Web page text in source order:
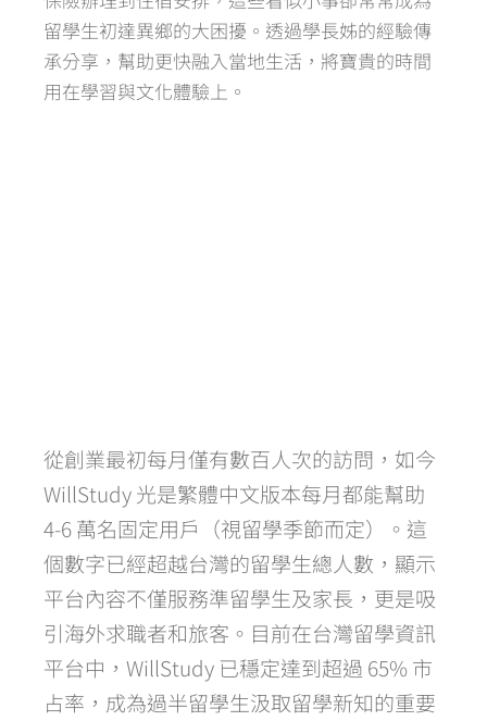
留學生初達異鄉的大困擾。透過學長姊的經驗傳
承分享，幫助更快融入當地生活，將寶貴的時間
用在學習與文化體驗上。
從創業最初每月僅有數百人次的訪問，如今
WillStudy 光是繁體中文版本每月都能幫助
4-6 萬名固定用戶（視留學季節而定）。這
個數字已經超越台灣的留學生總人數，顯示
平台內容不僅服務準留學生及家長，更是吸
引海外求職者和旅客。目前在台灣留學資訊
平台中，WillStudy 已穩定達到超過 65% 市
占率，成為過半留學生汲取留學新知的重要